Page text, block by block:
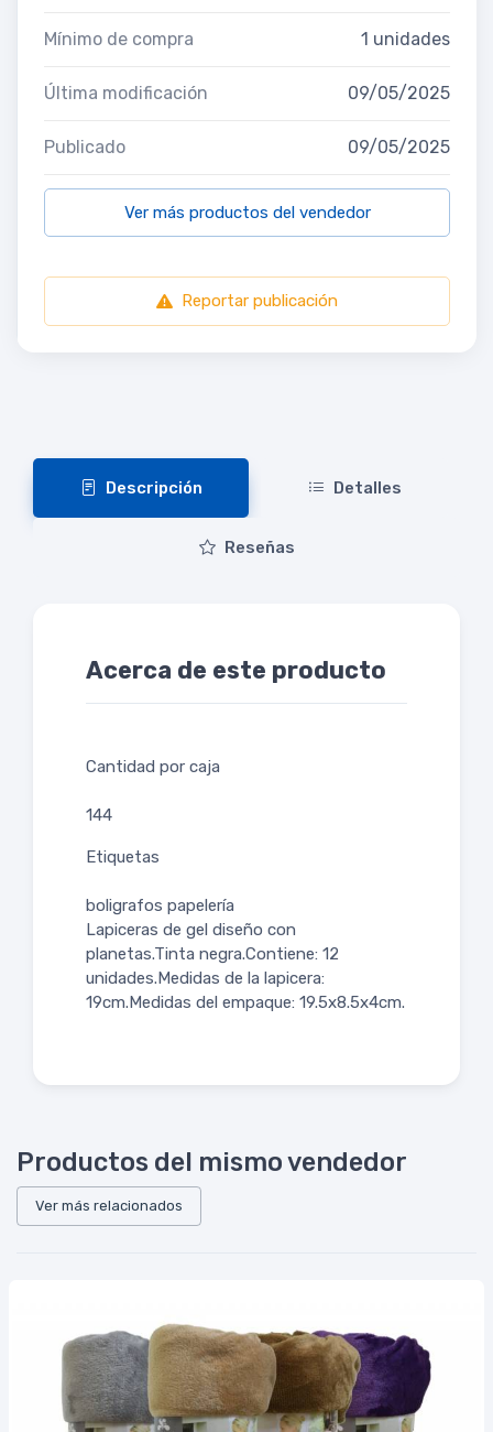
Mínimo de compra 1 unidades
Última modificación 09/05/2025
Publicado 09/05/2025
Ver más productos del vendedor
Reportar publicación
Descripción Detalles
Reseñas
Acerca de este producto
Cantidad por caja
144
Etiquetas
boligrafos papelería
Lapiceras de gel diseño con
planetas.Tinta negra.Contiene: 12
unidades.Medidas de la lapicera:
19cm.Medidas del empaque: 19.5x8.5x4cm.
Productos del mismo vendedor
Ver más relacionados